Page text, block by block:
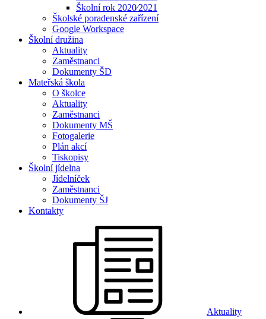
Školní rok 2020⁄2021
Školské poradenské zařízení
Google Workspace
Školní družina
Aktuality
Zaměstnanci
Dokumenty ŠD
Mateřská škola
O školce
Aktuality
Zaměstnanci
Dokumenty MŠ
Fotogalerie
Plán akcí
Tiskopisy
Školní jídelna
Jídelníček
Zaměstnanci
Dokumenty ŠJ
Kontakty
Aktuality